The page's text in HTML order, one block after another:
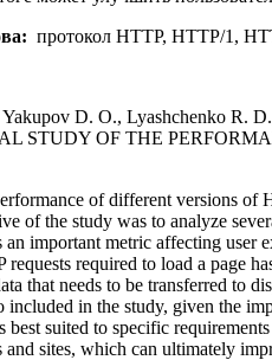
протокол HTTP, HTTP/1,
D. O., Lyashchenko R.
STUDY OF THE
of different versions of
of the study was to analyze
an important metric affecting user
required to load a page
that needs to be transferred to
included in the study, given the
suited to specific
sites, which can ultimately